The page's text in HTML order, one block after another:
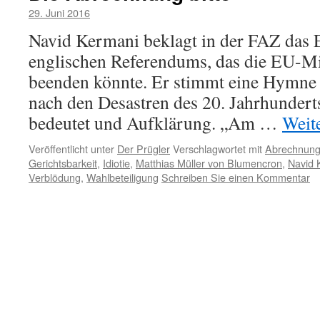
29. Juni 2016
Navid Kermani beklagt in der FAZ das
englischen Referendums, das die EU-
beenden könnte. Er stimmt eine
nach den Desastren des 20.
bedeutet und Aufklärung. „Am …
Veröffentlicht unter Der PrüglerVerschlagwortet mitAbrechnung
Gerichtsbarkeit, Idiotie, Matthias Müller von Blumencron, Navid
Verblödung, Wahlbeteiligung Schreiben Sie einen Kommentar